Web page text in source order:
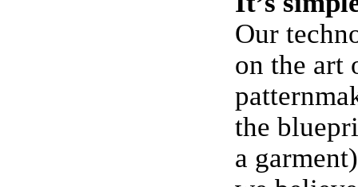
Our
on the art
the
a